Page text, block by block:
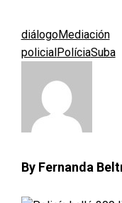
diálogoMediación
policial PolíciaSuba
By Fernanda